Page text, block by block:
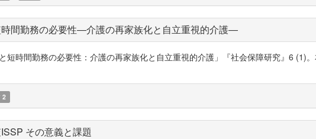
間勤務の必要性―介護の再家族化と自立重視的介護―
短時間勤務の必要性：介護の再家族化と自立重視的介護」『社会保障研究』6 (1)。
2
その意義と課題